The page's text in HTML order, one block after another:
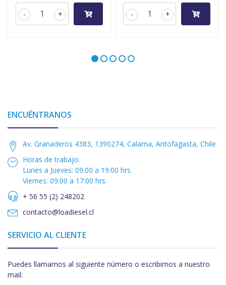
+
- +
-
ENCUÉNTRANOS
Av. Granaderos 4383, 1390274, Calama, Antofagasta, Chile
Horas de trabajo:
Lunes a Jueves: 09:00 a 19:00 hrs.
Viernes: 09:00 a 17:00 hrs.
+ 56 55 (2) 248202
contacto@loadiesel.cl
SERVICIO AL CLIENTE
Puedes llamarnos al siguiente número o escribirnos a nuestro
mail: